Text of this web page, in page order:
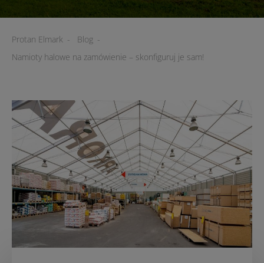
Protan Elmark - Blog -
Namioty halowe na zamówienie – skonfiguruj je sam!